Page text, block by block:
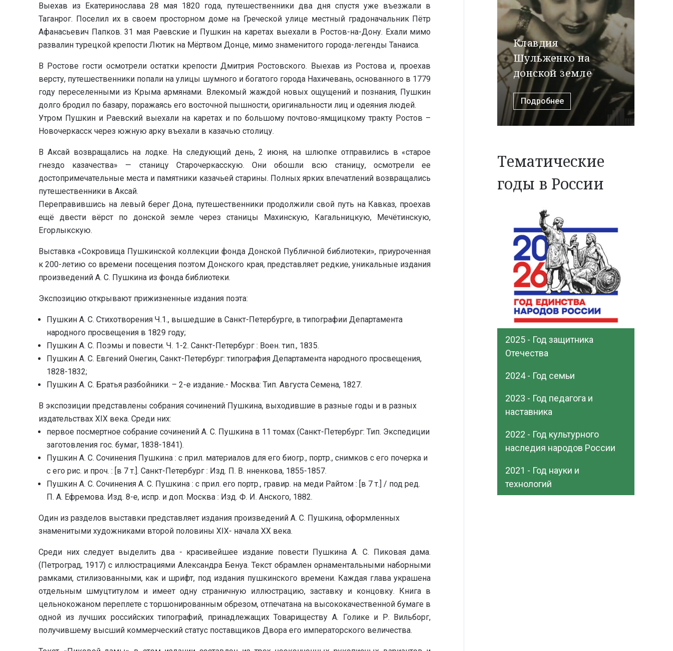
Выехав из Екатеринослава 28 мая 1820 года, путешественники два дня спустя уже въезжали в
Таганрог. Поселил их в своем просторном доме на Греческой улице местный градоначальник Пётр
Афанасьевич Папков. 31 мая Раевские и Пушкин на каретах выехали в Ростов-на-Дону. Ехали мимо
развалин турецкой крепости Лютик на Мёртвом Донце, мимо знаменитого города-легенды Танаиса.
В Ростове гости осмотрели остатки крепости Дмитрия Ростовского. Выехав из Ростова и, проехав
версту, путешественники попали на улицы шумного и богатого города Нахичевань, основанного в 1779
году переселенными из Крыма армянами. Влекомый жаждой новых ощущений и познания, Пушкин
долго бродил по базару, поражаясь его восточной пышности, оригинальности лиц и одеяния людей.
Утром Пушкин и Раевский выехали на каретах и по большому почтово-ямщицкому тракту Ростов –
Новочеркасск через южную арку въехали в казачью столицу.
В Аксай возвращались на лодке. На следующий день, 2 июня, на шлюпке отправились в «старое
гнездо казачества» — станицу Старочеркасскую. Они обошли всю станицу, осмотрели ее
достопримечательные места и памятники казачьей старины. Полных ярких впечатлений возвращались
путешественники в Аксай.
Переправившись на левый берег Дона, путешественники продолжили свой путь на Кавказ, проехав
ещё двести вёрст по донской земле через станицы Махинскую, Кагальницкую, Мечётинскую,
Егорлыкскую.
Выставка «Сокровища Пушкинской коллекции фонда Донской Публичной библиотеки», приуроченная
к 200-летию со времени посещения поэтом Донского края, представляет редкие, уникальные издания
произведений А. С. Пушкина из фонда библиотеки.
Экспозицию открывают прижизненные издания поэта:
Пушкин А. С. Стихотворения Ч.1., вышедшие в Санкт-Петербурге, в типографии Департамента
народного просвещения в 1829 году;
Пушкин А. С. Поэмы и повести. Ч. 1-2. Санкт-Петербург : Воен. тип., 1835.
Пушкин А. С. Евгений Онегин, Санкт-Петербург: типография Департамента народного просвещения,
1828-1832;
Пушкин А. С. Братья разбойники. – 2-е издание.- Москва: Тип. Августа Семена, 1827.
В экспозиции представлены собрания сочинений Пушкина, выходившие в разные годы и в разных
издательствах XIX века. Среди них:
первое посмертное собрание сочинений А. С. Пушкина в 11 томах (Санкт-Петербург: Тип. Экспедиции
заготовления гос. бумаг, 1838-1841).
Пушкин А. С. Сочинения Пушкина : с прил. материалов для его биогр., портр., снимков с его почерка и
с его рис. и проч. : [в 7 т.]. Санкт-Петербург : Изд. П. В. нненкова, 1855-1857.
Пушкин А. С. Сочинения А. С. Пушкина : с прил. его портр., гравир. на меди Райтом : [в 7 т.] / под ред.
П. А. Ефремова. Изд. 8-е, испр. и доп. Москва : Изд. Ф. И. Анского, 1882.
Один из разделов выставки представляет издания произведений А. С. Пушкина, оформленных
знаменитыми художниками второй половины XIX- начала ХХ века.
Среди них следует выделить два - красивейшее издание повести Пушкина А. С. Пиковая дама.
(Петроград, 1917) с иллюстрациями Александра Бенуа. Текст обрамлен орнаментальными наборными
рамками, стилизованными, как и шрифт, под издания пушкинского времени. Каждая глава украшена
отдельным шмуцтитулом и имеет одну страничную иллюстрацию, заставку и концовку. Книга в
цельнокожаном переплете с торшонированным обрезом, отпечатана на высококачественной бумаге в
одной из лучших российских типографий, принадлежащих Товариществу А. Голике и Р. Вильборг,
получившему высший коммерческий статус поставщиков Двора его императорского величества.
Клавдия
Шульженко на
донской земле
Подробнее
Тематические
годы в России
2025 - Год защитника
Отечества
2024 - Год семьи
2023 - Год педагога и
наставника
2022 - Год культурного
наследия народов России
2021 - Год науки и
технологий